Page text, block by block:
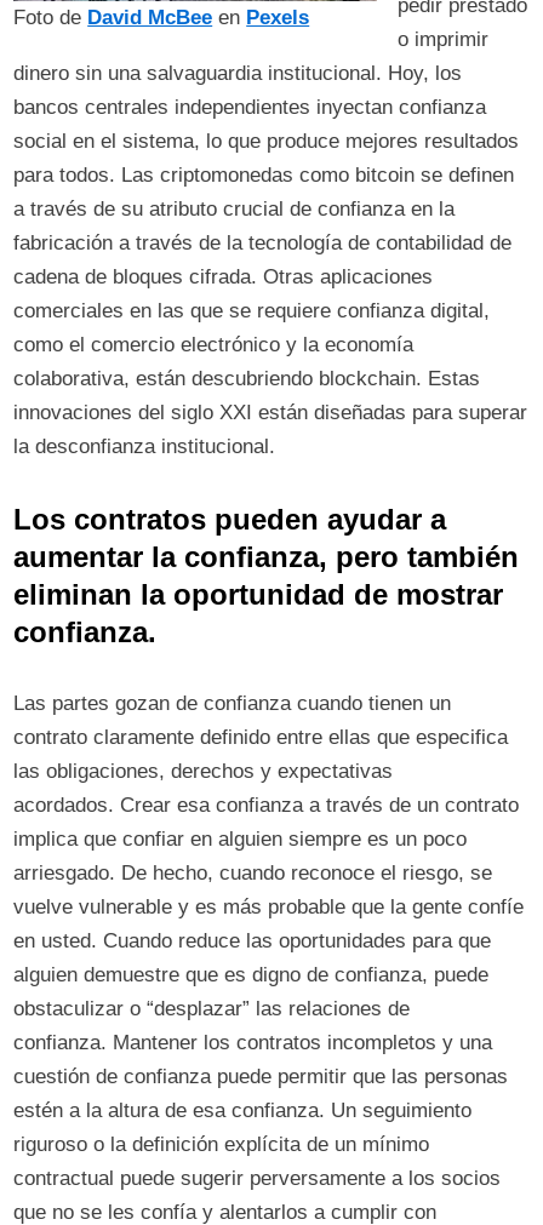
Foto de David McBee en Pexels
pedir prestado
o imprimir
dinero sin una salvaguardia institucional. Hoy, los
bancos centrales independientes inyectan confianza
social en el sistema, lo que produce mejores resultados
para todos. Las criptomonedas como bitcoin se definen
a través de su atributo crucial de confianza en la
fabricación a través de la tecnología de contabilidad de
cadena de bloques cifrada. Otras aplicaciones
comerciales en las que se requiere confianza digital,
como el comercio electrónico y la economía
colaborativa, están descubriendo blockchain. Estas
innovaciones del siglo XXI están diseñadas para superar
la desconfianza institucional.
Los contratos pueden ayudar a
aumentar la confianza, pero también
eliminan la oportunidad de mostrar
confianza.
Las partes gozan de confianza cuando tienen un
contrato claramente definido entre ellas que especifica
las obligaciones, derechos y expectativas
acordados. Crear esa confianza a través de un contrato
implica que confiar en alguien siempre es un poco
arriesgado. De hecho, cuando reconoce el riesgo, se
vuelve vulnerable y es más probable que la gente confíe
en usted. Cuando reduce las oportunidades para que
alguien demuestre que es digno de confianza, puede
obstaculizar o “desplazar” las relaciones de
confianza. Mantener los contratos incompletos y una
cuestión de confianza puede permitir que las personas
estén a la altura de esa confianza. Un seguimiento
riguroso o la definición explícita de un mínimo
contractual puede sugerir perversamente a los socios
que no se les confía y alentarlos a cumplir con